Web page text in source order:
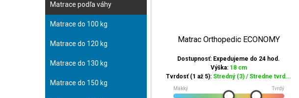
Matrace podľa váhy
Matrace do 100 kg
Matrace do 120 kg
Matrace do 130 kg
Matrace do 150 kg
Matrac Orthopedic ECONOMY
Dostupnosť: Expedujeme do 24 hod.
Výška: 18 cm
Tvrdosť (1 až 5): Stredný (3) / Stredne tvrd...
Mäkký Tvrdý